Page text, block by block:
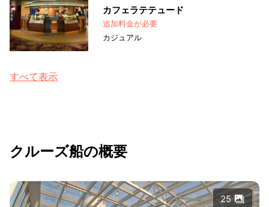
カフェラテテュード
追加料金が必要
カジュアル
すべて表示
クルーズ船の概要
25